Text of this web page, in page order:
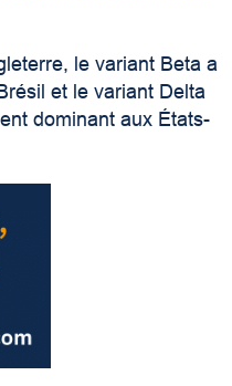
le variant Beta a
et le variant Delta
dominant aux États-